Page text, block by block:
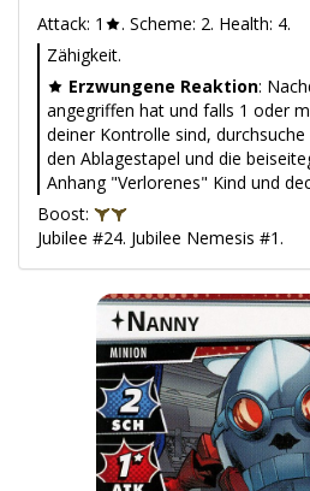
Attack: 1
. Scheme: 2. Health: 4.
Zähigkeit.
Erzwungene Reaktion:
angegriffen hat und falls 1 oder
deiner Kontrolle sind,
den Ablagestapel und die
Anhang "Verlorenes" Kind und
Boost:
Jubilee #24. Jubilee Nemesis #1.